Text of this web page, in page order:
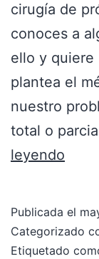
cirugía de
conoces a
ello y quiere
plantea el
nuestro
total o
leyendo
Publicada el
Categorizado
Etiquetado